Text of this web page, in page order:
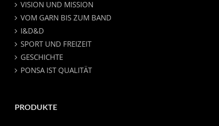
VISION UND MISSION
VOM GARN BIS ZUM BAND
I&D&D
SPORT UND FREIZEIT
GESCHICHTE
PONSA IST QUALITÄT
PRODUKTE